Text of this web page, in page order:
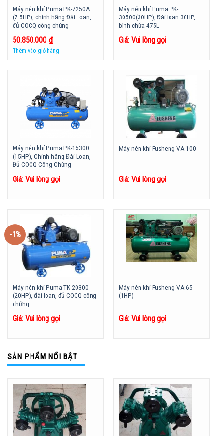
Máy nén khí Puma PK-7250A
(7.5HP), chính hãng Đài Loan,
đủ COCQ công chứng
50.850.000 ₫
Thêm vào giỏ hàng
Máy nén khí Puma PK-
30500(30HP), Đài loan 30HP,
bình chứa 475L
Giá: Vui lòng gọi
Máy nén khí Puma PK-15300
(15HP), Chính hãng Đài Loan,
Đủ COCQ Công Chứng
Giá: Vui lòng gọi
Máy nén khí Fusheng VA-100
Giá: Vui lòng gọi
-1%
Máy nén khí Puma TK-20300
(20HP), đài loan, đủ COCQ công
chứng
Giá: Vui lòng gọi
Máy nén khí Fusheng VA-65
(1HP)
Giá: Vui lòng gọi
SẢN PHẨM NỔI BẬT